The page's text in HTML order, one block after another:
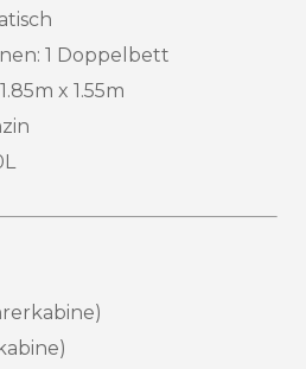
1 Doppelbett
x 1.55m